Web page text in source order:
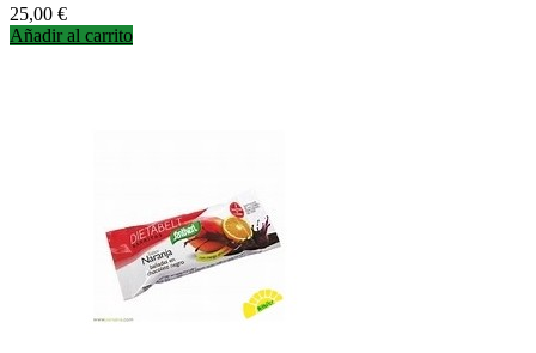
Precio
25,00 €
Añadir al carrito